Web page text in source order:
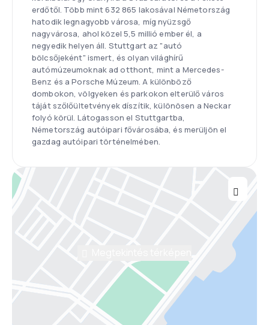
erdőtől. Több mint 632 865 lakosával Németország
hatodik legnagyobb városa, míg nyüzsgő
nagyvárosa, ahol közel 5,5 millió ember él, a
negyedik helyen áll. Stuttgart az "autó
bölcsőjeként" ismert, és olyan világhírű
autómúzeumoknak ad otthont, mint a Mercedes-
Benz és a Porsche Múzeum. A különböző
dombokon, völgyeken és parkokon elterülő város
táját szőlőültetvények díszítik, különösen a Neckar
folyó körül. Látogasson el Stuttgartba,
Németország autóipari fővárosába, és merüljön el
gazdag autóipari történelmében.